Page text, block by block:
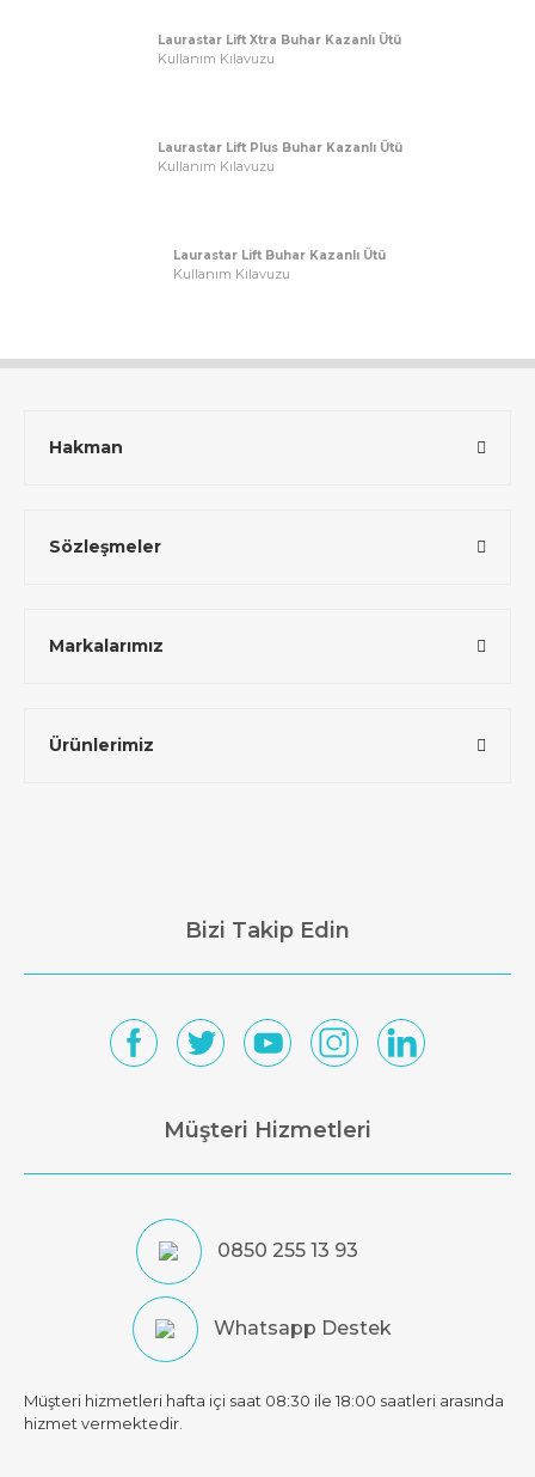
Laurastar Lift Xtra Buhar Kazanlı Ütü
Kullanım Kılavuzu
Laurastar Lift Plus Buhar Kazanlı Ütü
Kullanım Kılavuzu
Laurastar Lift Buhar Kazanlı Ütü
Kullanım Kılavuzu
Hakman
Sözleşmeler
Markalarımız
Ürünlerimiz
Bizi Takip Edin
Müşteri Hizmetleri
0850 255 13 93
Whatsapp Destek
Müşteri hizmetleri hafta içi saat 08:30 ile 18:00 saatleri arasında
hizmet vermektedir.